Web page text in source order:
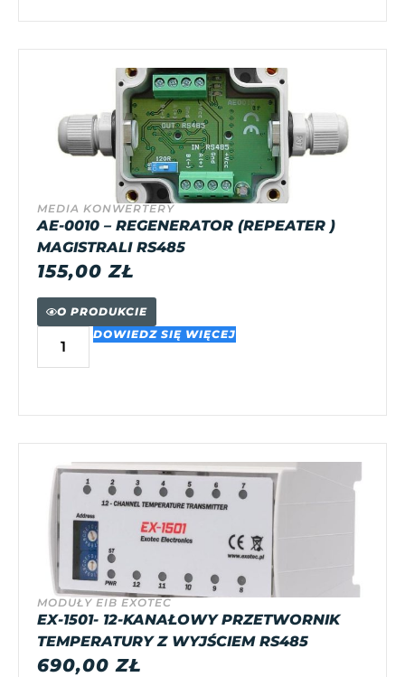
MEDIA KONWERTERY
AE-0010 – REGENERATOR (REPEATER )
MAGISTRALI RS485
155,00ZŁ
O PRODUKCIE
DOWIEDZ SIĘ WIĘCEJ
MODUŁY EIB EXOTEC
EX-1501- 12-KANAŁOWY PRZETWORNIK
TEMPERATURY Z WYJŚCIEM RS485
690,00ZŁ